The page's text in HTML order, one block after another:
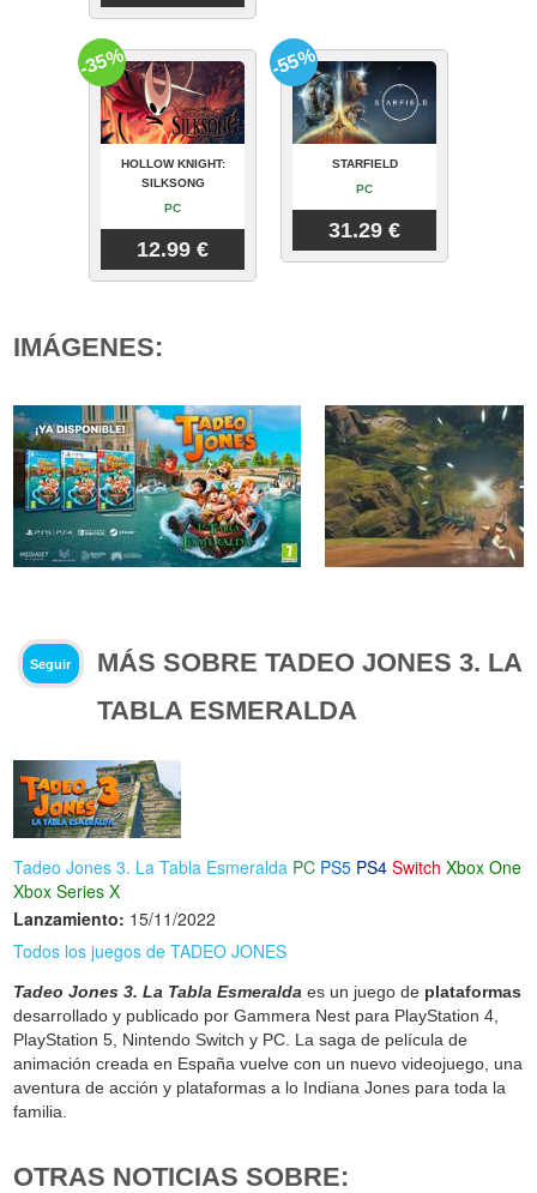
HOLLOW KNIGHT:
SILKSONG
PC
12.99 €
-35%
STARFIELD
PC
31.29 €
-55%
IMÁGENES:
Seguir
MÁS SOBRE TADEO JONES 3. LA
TABLA ESMERALDA
Tadeo Jones 3. La Tabla Esmeralda PC PS5 PS4 Switch Xbox One
Xbox Series X
Lanzamiento: 15/11/2022
Todos los juegos de TADEO JONES
Tadeo Jones 3. La Tabla Esmeralda es un juego de plataformas
desarrollado y publicado por Gammera Nest para PlayStation 4,
PlayStation 5, Nintendo Switch y PC. La saga de película de
animación creada en España vuelve con un nuevo videojuego, una
aventura de acción y plataformas a lo Indiana Jones para toda la
familia.
OTRAS NOTICIAS SOBRE: